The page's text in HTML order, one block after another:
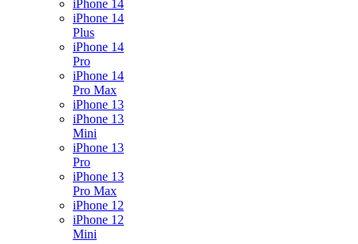
iPhone 14
iPhone 14
Plus
iPhone 14
Pro
iPhone 14
Pro Max
iPhone 13
iPhone 13
Mini
iPhone 13
Pro
iPhone 13
Pro Max
iPhone 12
iPhone 12
Mini